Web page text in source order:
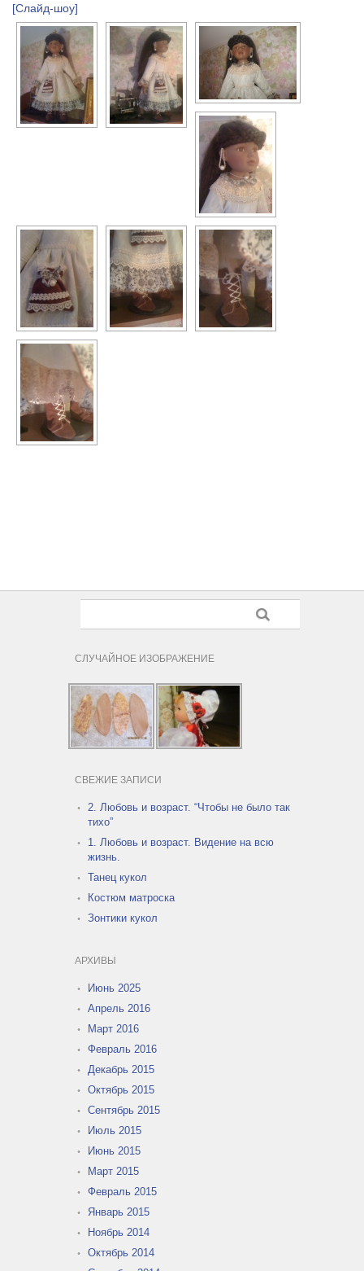
[Слайд-шоу]
СЛУЧАЙНОЕ ИЗОБРАЖЕНИЕ
СВЕЖИЕ ЗАПИСИ
2. Любовь и возраст. “Чтобы не было так
тихо”
1. Любовь и возраст. Видение на всю
жизнь.
Танец кукол
Костюм матроска
Зонтики кукол
АРХИВЫ
Июнь 2025
Апрель 2016
Март 2016
Февраль 2016
Декабрь 2015
Октябрь 2015
Сентябрь 2015
Июль 2015
Июнь 2015
Март 2015
Февраль 2015
Январь 2015
Ноябрь 2014
Октябрь 2014